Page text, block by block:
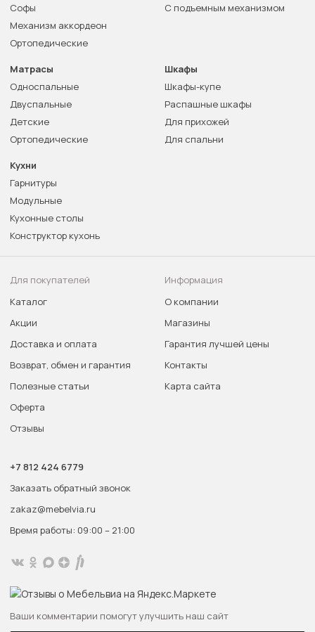
Софы
Механизм аккордеон
Ортопедические
С подъемным механизмом
Матрасы
Односпальные
Двуспальные
Детские
Ортопедические
Шкафы
Шкафы-купе
Распашные шкафы
Для прихожей
Для спальни
Кухни
Гарнитуры
Модульные
Кухонные столы
Конструктор кухонь
Для покупателей
Каталог
Акции
Доставка и оплата
Возврат, обмен и гарантия
Полезные статьи
Оферта
Отзывы
Информация
О компании
Магазины
Гарантия лучшей цены
Контакты
Карта сайта
+7 812 424 6779
Заказать обратный звонок
zakaz@mebelvia.ru
Время работы: 09:00 – 21:00
Ваши комментарии помогут улучшить наш сайт